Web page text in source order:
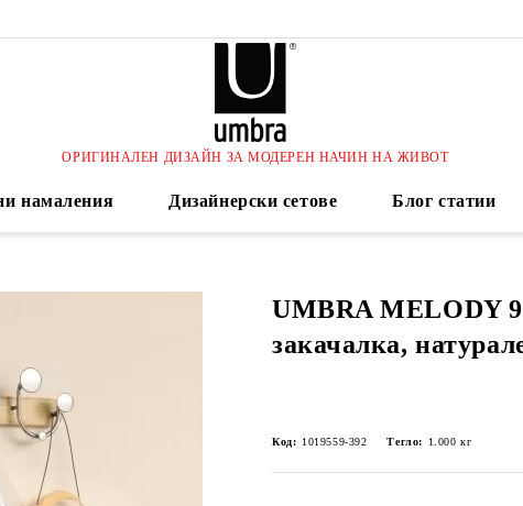
ОРИГИНАЛЕН ДИЗАЙН ЗА МОДЕРЕН НАЧИН НА ЖИВОТ
намаления Дизайнерски сетове Блог статии
UMBRA MELODY
закачалка,
Код: 1019559-392 Тегло: 1.000 кг